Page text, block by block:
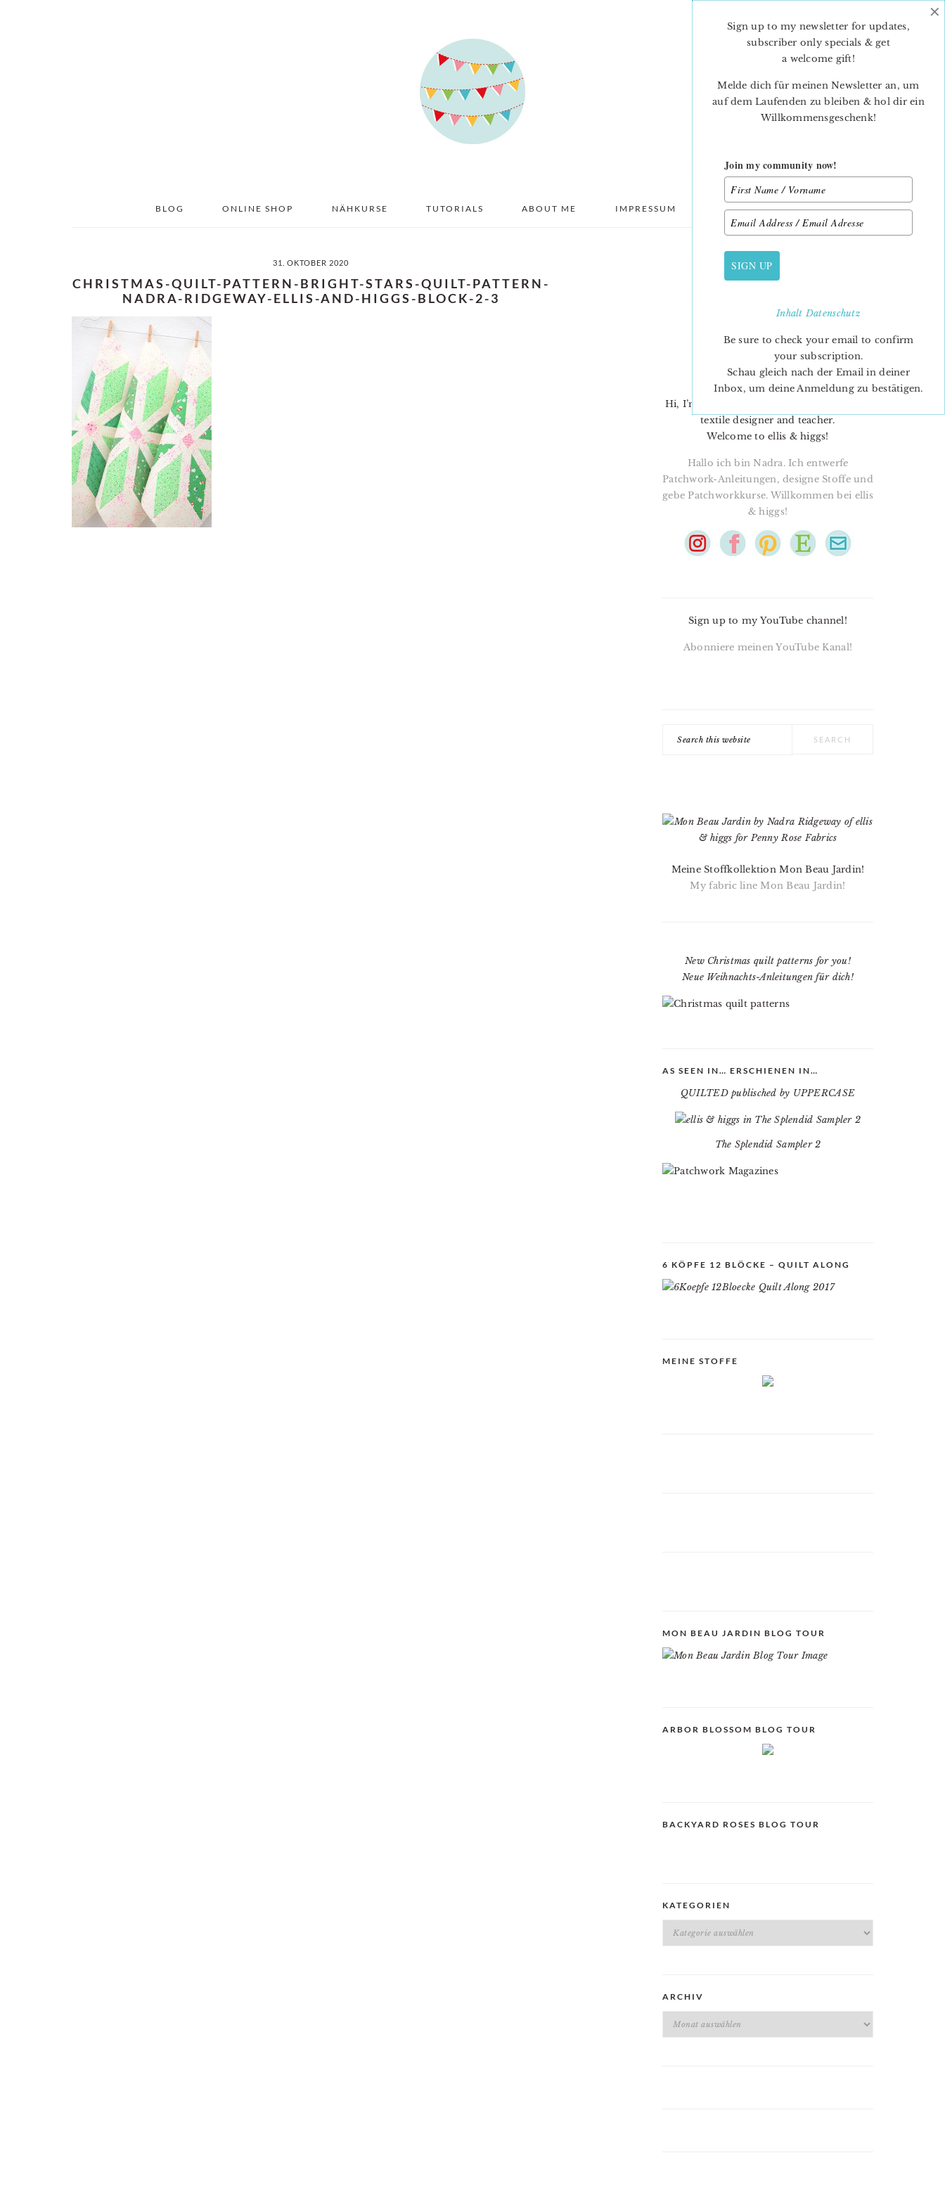
BLOG ONLINE SHOP NÄHKURSE TUTORIALS ABOUT ME IMPRESSUM DATENSCHUTZ
31. OKTOBER 2020
CHRISTMAS-QUILT-PATTERN-BRIGHT-STARS-QUILT-PATTERN-
NADRA-RIDGEWAY-ELLIS-AND-HIGGS-BLOCK-2-3
PRIMARY
SIDEBAR
Hi, I’m Nadra. I’m a quilt pattern designer,
textile designer and teacher.
Welcome to ellis & higgs!
Hallo ich bin Nadra. Ich entwerfe
Patchwork-Anleitungen, designe Stoffe und
gebe Patchworkkurse. Willkommen bei ellis
& higgs!
Sign up to my YouTube channel!
Abonniere meinen YouTube Kanal!
Meine Stoffkollektion Mon Beau Jardin!
My fabric line Mon Beau Jardin!
New Christmas quilt patterns for you!
Neue Weihnachts-Anleitungen für dich!
AS SEEN IN… ERSCHIENEN IN…
QUILTED publisched by UPPERCASE
The Splendid Sampler 2
6 KÖPFE 12 BLÖCKE – QUILT ALONG
MEINE STOFFE
MON BEAU JARDIN BLOG TOUR
ARBOR BLOSSOM BLOG TOUR
BACKYARD ROSES BLOG TOUR
KATEGORIEN
Kategorien
ARCHIV
Archiv
Sign up to my newsletter for updates,
subscriber only specials & get
a welcome gift!
Melde dich für meinen Newsletter an, um
auf dem Laufenden zu bleiben & hol dir ein
Willkommensgeschenk!
Join my community now!
SIGN UP
InhaltDatenschutz
Be sure to check your email to confirm
your subscription.
Schau gleich nach der Email in deiner
Inbox, um deine Anmeldung zu bestätigen.
×